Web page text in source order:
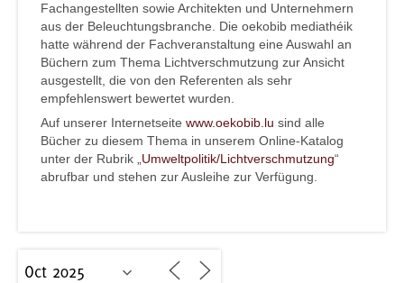
Fachangestellten sowie Architekten und Unternehmern
aus der Beleuchtungsbranche. Die oekobib mediathéik
hatte während der Fachveranstaltung eine Auswahl an
Büchern zum Thema Lichtverschmutzung zur Ansicht
ausgestellt, die von den Referenten als sehr
empfehlenswert bewertet wurden.
Auf unserer Internetseite www.oekobib.lu sind alle
Bücher zu diesem Thema in unserem Online-Katalog
unter der Rubrik „Umweltpolitik/Lichtverschmutzung“
abrufbar und stehen zur Ausleihe zur Verfügung.